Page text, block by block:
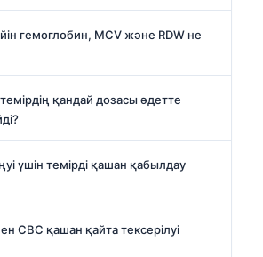
гемоглобин, MCV және RDW не
қандай дозасы әдетте
үшін темірді қашан қабылдау
CBC қашан қайта тексерілуі